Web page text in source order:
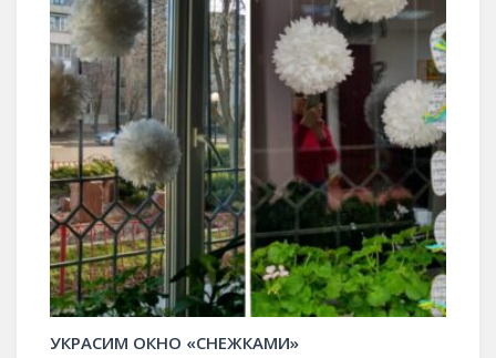
УКРАСИМ ОКНО «СНЕЖКАМИ»